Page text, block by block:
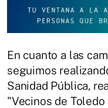
En cuanto a las
seguimos
Sanidad Pública,
"Vecinos de